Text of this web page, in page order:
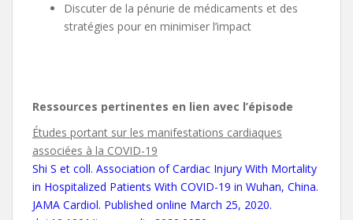
Discuter de la pénurie de médicaments et des
stratégies pour en minimiser l’impact
Ressources pertinentes en lien avec l’épisode
Études portant sur les manifestations cardiaques
associées à la COVID-19
Shi S et coll. Association of Cardiac Injury With Mortality
in Hospitalized Patients With COVID-19 in Wuhan, China.
JAMA Cardiol. Published online March 25, 2020.